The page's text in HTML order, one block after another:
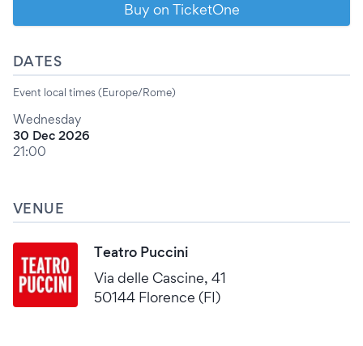
Buy on TicketOne
DATES
Event local times (Europe/Rome)
Wednesday
30 Dec 2026
21:00
VENUE
Teatro Puccini
Via delle Cascine, 41
50144 Florence (FI)